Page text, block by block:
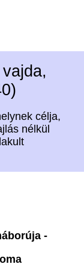
célja,
nélkül
-